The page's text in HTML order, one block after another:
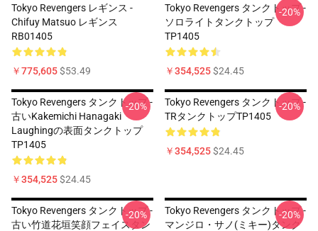
Tokyo Revengers レギンス -
Chifuy Matsuo レギンス
RB01405
￥775,605$53.49
Tokyo Revengers タンクトップ -
ソロライトタンクトップ
TP1405
￥354,525$24.45
-20%
Tokyo Revengers タンクトップ -
古いKakemichi Hanagaki
Laughingの表面タンクトップ
TP1405
￥354,525$24.45
-20%
Tokyo Revengers タンクトップ -
TRタンクトップTP1405
￥354,525$24.45
-20%
Tokyo Revengers タンクトップ -
古い竹道花垣笑顔フェイスタン
-20%
Tokyo Revengers タンクトップ -
マンジロ・サノ(ミキー)タンク
-20%